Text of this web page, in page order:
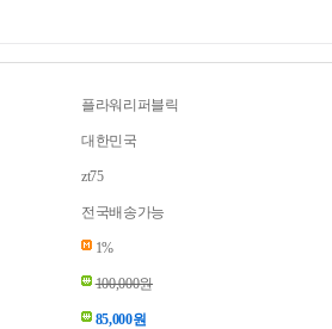
플라워리퍼블릭
대한민국
zt75
전국배송가능
1%
100,000원
85,000원